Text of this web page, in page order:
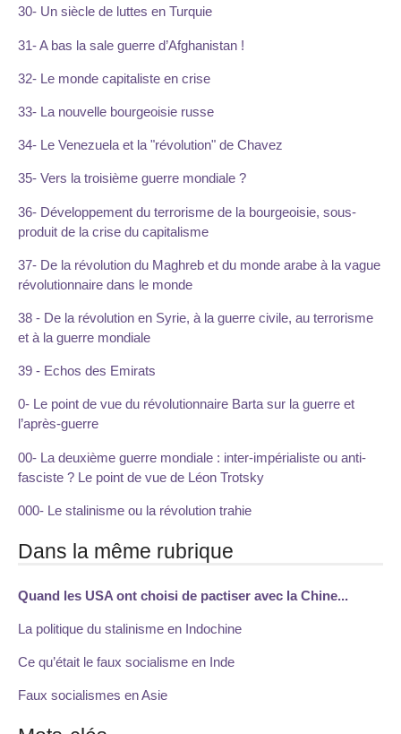
30- Un siècle de luttes en Turquie
31- A bas la sale guerre d’Afghanistan !
32- Le monde capitaliste en crise
33- La nouvelle bourgeoisie russe
34- Le Venezuela et la "révolution" de Chavez
35- Vers la troisième guerre mondiale ?
36- Développement du terrorisme de la bourgeoisie, sous-
produit de la crise du capitalisme
37- De la révolution du Maghreb et du monde arabe à la vague
révolutionnaire dans le monde
38 - De la révolution en Syrie, à la guerre civile, au terrorisme
et à la guerre mondiale
39 - Echos des Emirats
0- Le point de vue du révolutionnaire Barta sur la guerre et
l’après-guerre
00- La deuxième guerre mondiale : inter-impérialiste ou anti-
fasciste ? Le point de vue de Léon Trotsky
000- Le stalinisme ou la révolution trahie
Dans la même rubrique
Quand les USA ont choisi de pactiser avec la Chine...
La politique du stalinisme en Indochine
Ce qu’était le faux socialisme en Inde
Faux socialismes en Asie